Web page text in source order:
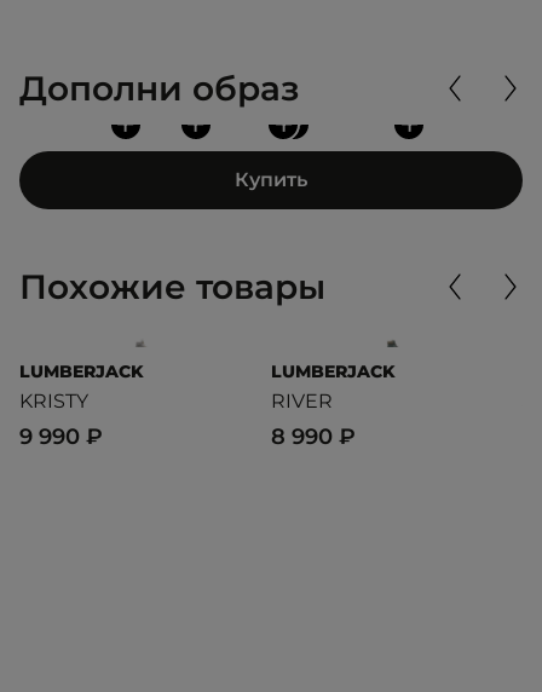
Дополни образ
+
+
+ + +
Купить
Похожие товары
LUMBERJACK
KRISTY
9 990 ₽
LUMBERJACK
RIVER
8 990 ₽